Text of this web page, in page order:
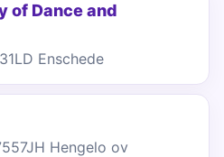
of Dance and
Enschede
Hengelo ov